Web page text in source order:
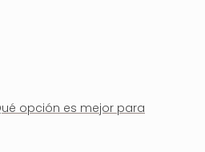
opción es mejor para